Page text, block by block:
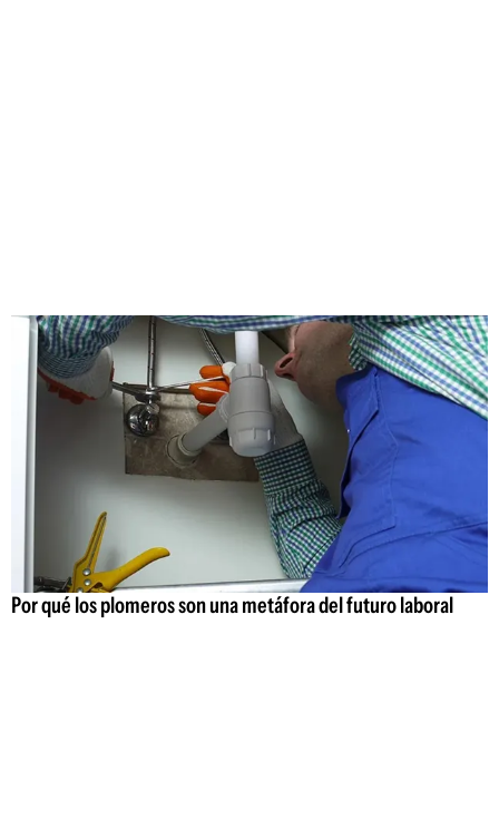
Por qué los plomeros son una metáfora del futuro laboral